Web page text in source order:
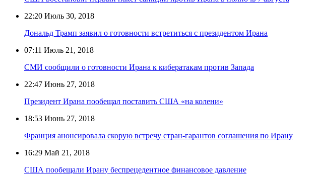
22:20 Июль 30, 2018
Дональд Трамп заявил о готовности встретиться с президентом Ирана
07:11 Июль 21, 2018
СМИ сообщили о готовности Ирана к кибератакам против Запада
22:47 Июнь 27, 2018
Президент Ирана пообещал поставить США «на колени»
18:53 Июнь 27, 2018
Франция анонсировала скорую встречу стран-гарантов соглашения по Ирану
16:29 Май 21, 2018
США пообещали Ирану беспрецедентное финансовое давление